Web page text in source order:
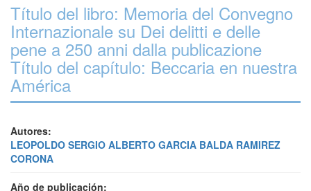
Título del libro: Memoria del Convegno
Internazionale su Dei delitti e delle
pene a 250 anni dalla publicazione
Título del capítulo: Beccaria en nuestra
América
Autores:
LEOPOLDO SERGIO ALBERTO GARCIA BALDA RAMIREZ
CORONA
Año de publicación: